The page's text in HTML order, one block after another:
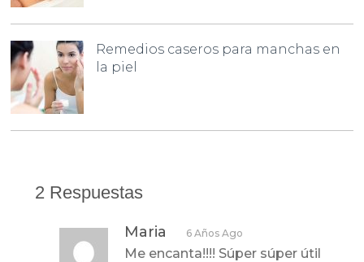
Remedios caseros para manchas en
la piel
2 Respuestas
Maria 6 Años Ago
Me encanta!!!! Súper súper útil